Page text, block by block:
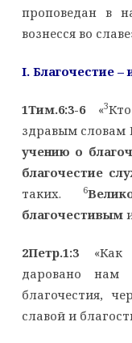
проповедан в
вознесся во
I. Благочестие
1Тим.6:3-6«3
здравым словам
учению о
благочестие
таких. 6
благочестивым
2Петр.1:3«Как
даровано
благочестия,
славой и